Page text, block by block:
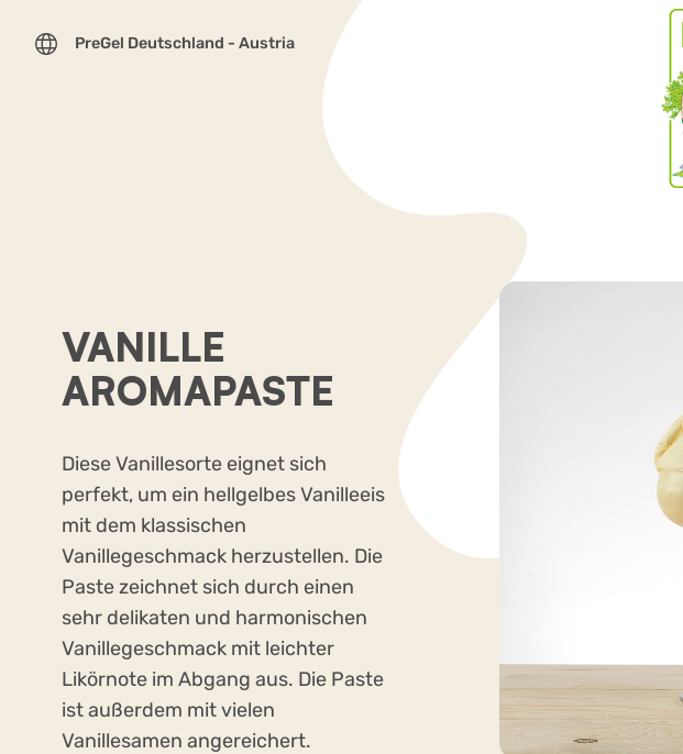
PreGel Deutschland - Austria
VANILLE
AROMAPASTE
Diese Vanillesorte eignet sich
perfekt, um ein hellgelbes Vanilleeis
mit dem klassischen
Vanillegeschmack herzustellen. Die
Paste zeichnet sich durch einen
sehr delikaten und harmonischen
Vanillegeschmack mit leichter
Likörnote im Abgang aus. Die Paste
ist außerdem mit vielen
Vanillesamen angereichert.